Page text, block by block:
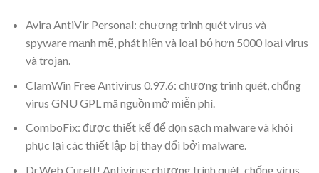
Avira AntiVir Personal: chương trình quét virus và
spyware mạnh mẽ, phát hiện và loại bỏ hơn 5000 loại virus
và trojan.
ClamWin Free Antivirus 0.97.6: chương trình quét, chống
virus GNU GPL mã nguồn mở miễn phí.
ComboFix: được thiết kế để dọn sạch malware và khôi
phục lại các thiết lập bị thay đổi bởi malware.
Dr.Web CureIt! Antivirus: chương trình quét, chống virus